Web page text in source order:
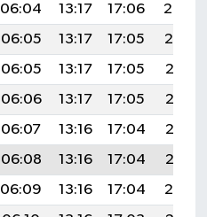
06:04 13:17 17:06
20:20
06:05 13:17 17:05
20:19
06:05 13:17 17:05
20:18
06:06 13:17 17:05
20:17
06:07 13:16 17:04
20:16
06:08 13:16 17:04
20:15
06:09 13:16 17:04
20:14